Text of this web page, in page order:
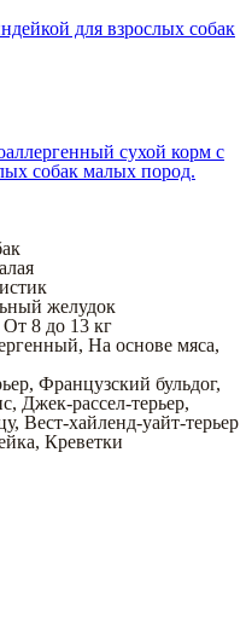
для взрослых собак
сухой корм с
собак малых пород.
желудок
От 8 до 13 кг
, На основе мяса,
, Французский бульдог,
, Джек-рассел-терьер,
, Вест-хайленд-уайт-терьер
, Креветки